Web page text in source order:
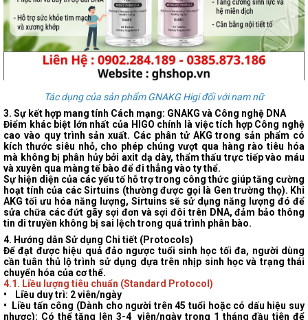
Tác dụng của sản phẩm GNAKG Higi đối với nam nữ
3. Sự kết hợp mang tính Cách mạng: GNAKG và Công nghệ DNA
Điểm khác biệt lớn nhất của HIGO chính là việc tích hợp Công nghệ
cao vào quy trình sản xuất. Các phân tử AKG trong sản phẩm có
kích thước siêu nhỏ, cho phép chúng vượt qua hàng rào tiêu hóa
mà không bị phân hủy bởi axit dạ dày, thẩm thấu trực tiếp vào máu
và xuyên qua màng tế bào để đi thẳng vào ty thể.
Sự hiện diện của các yếu tố hỗ trợ trong công thức giúp tăng cường
hoạt tính của các Sirtuins (thường được gọi là Gen trường thọ). Khi
AKG tối ưu hóa năng lượng, Sirtuins sẽ sử dụng năng lượng đó để
sửa chữa các đứt gãy sợi đơn và sợi đôi trên DNA, đảm bảo thông
tin di truyền không bị sai lệch trong quá trình phân bào.
4. Hướng dẫn Sử dụng Chi tiết (Protocols)
Để đạt được hiệu quả đảo ngược tuổi sinh học tối đa, người dùng
cần tuân thủ lộ trình sử dụng dựa trên nhịp sinh học và trạng thái
chuyển hóa của cơ thể.
4.1. Liều lượng tiêu chuẩn (Standard Protocol)
•
Liều duy trì: 2 viên/ngày
•
Liều tấn công (Dành cho người trên 45 tuổi hoặc có dấu hiệu suy
nhược): Có thể tăng lên 3-4 viên/ngày trong 1 tháng đầu tiên để